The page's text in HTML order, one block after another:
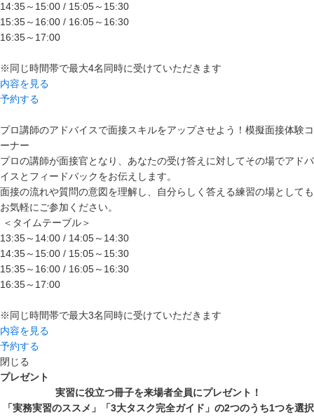
14:35～15:00 / 15:05～15:30
15:35～16:00 / 16:05～16:30
16:35～17:00
※同じ時間帯で最大4名同時に受けていただきます
内容を見る
予約する
プロ講師のアドバイスで面接スキルをアップさせよう！模擬面接体験コ
ーナー
プロの講師が面接官となり、あなたの受け答えに対してその場でアドバ
イスとフィードバックをお伝えします。
面接の流れや質問の意図を理解し、自分らしく答える練習の場としても
お気軽にご参加ください。
＜タイムテーブル＞
13:35～14:00 / 14:05～14:30
14:35～15:00 / 15:05～15:30
15:35～16:00 / 16:05～16:30
16:35～17:00
※同じ時間帯で最大3名同時に受けていただきます
内容を見る
予約する
閉じる
プレゼント
実習に役立つ冊子を来場者全員にプレゼント！
「実務実習のススメ」「3大タスク完全ガイド」の2つのうち1つを選択